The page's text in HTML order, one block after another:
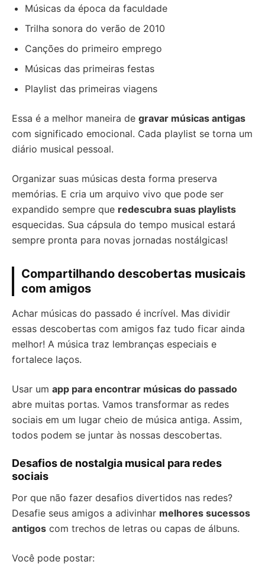
Músicas da época da faculdade
Trilha sonora do verão de 2010
Canções do primeiro emprego
Músicas das primeiras festas
Playlist das primeiras viagens
Essa é a melhor maneira de gravar músicas antigas
com significado emocional. Cada playlist se torna um
diário musical pessoal.
Organizar suas músicas desta forma preserva
memórias. E cria um arquivo vivo que pode ser
expandido sempre que redescubra suas playlists
esquecidas. Sua cápsula do tempo musical estará
sempre pronta para novas jornadas nostálgicas!
Compartilhando descobertas musicais
com amigos
Achar músicas do passado é incrível. Mas dividir
essas descobertas com amigos faz tudo ficar ainda
melhor! A música traz lembranças especiais e
fortalece laços.
Usar um app para encontrar músicas do passado
abre muitas portas. Vamos transformar as redes
sociais em um lugar cheio de música antiga. Assim,
todos podem se juntar às nossas descobertas.
Desafios de nostalgia musical para redes
sociais
Por que não fazer desafios divertidos nas redes?
Desafie seus amigos a adivinhar melhores sucessos
antigos com trechos de letras ou capas de álbuns.
Você pode postar: